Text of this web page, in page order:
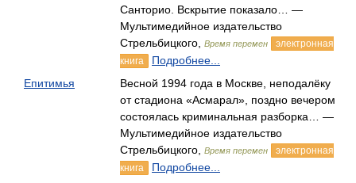
Санторио. Вскрытие показало… —
Мультимедийное издательство
Стрельбицкого,
Время перемен
электронная
книга
Подробнее...
Епитимья
Весной 1994 года в Москве, неподалёку
от стадиона «Асмарал», поздно вечером
состоялась криминальная разборка… —
Мультимедийное издательство
Стрельбицкого,
Время перемен
электронная
книга
Подробнее...